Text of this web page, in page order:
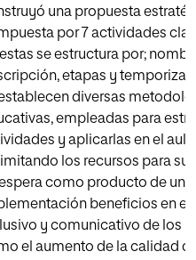
una propuesta
por 7 actividades
se estructura por;
etapas y
diversas
empleadas para
y aplicarlas en el
los recursos para su
como producto de una
beneficios en el
y comunicativo de los
el aumento de la calidad